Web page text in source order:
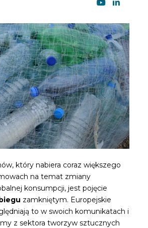
który nabiera coraz większego
na temat zmiany
konsumpcji, jest pojęcie
zamkniętym. Europejskie
to w swoich komunikatach i
z sektora tworzyw sztucznych